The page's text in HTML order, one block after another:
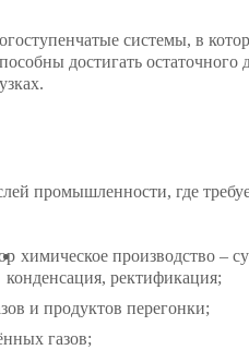
системы, в
достигать остаточного
промышленности, где
химическое производство –
конденсация, ректификация;
и продуктов перегонки;
газов;